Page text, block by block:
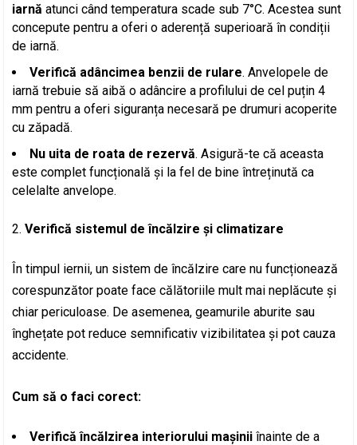
iarnă atunci când temperatura scade sub 7°C. Acestea sunt
concepute pentru a oferi o aderență superioară în condiții
de iarnă.
Verifică adâncimea benzii de rulare. Anvelopele de
iarnă trebuie să aibă o adâncire a profilului de cel puțin 4
mm pentru a oferi siguranța necesară pe drumuri acoperite
cu zăpadă.
Nu uita de roata de rezervă. Asigură-te că aceasta
este complet funcțională și la fel de bine întreținută ca
celelalte anvelope.
Verifică sistemul de încălzire și climatizare
În timpul iernii, un sistem de încălzire care nu funcționează
corespunzător poate face călătoriile mult mai neplăcute și
chiar periculoase. De asemenea, geamurile aburite sau
înghețate pot reduce semnificativ vizibilitatea și pot cauza
accidente.
Cum să o faci corect:
Verifică încălzirea interiorului mașinii înainte de a